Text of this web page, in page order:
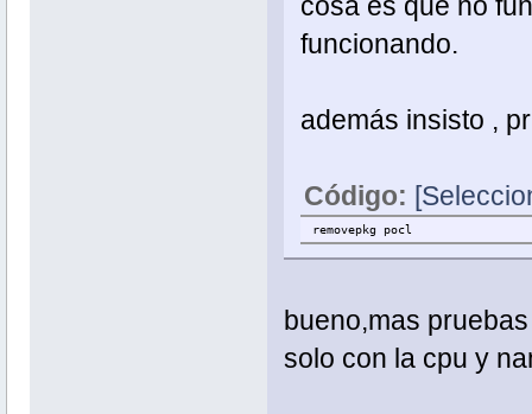
funcionando.
además insisto ,
Código:
removepkg pocl
bueno,mas
solo con la cpu y